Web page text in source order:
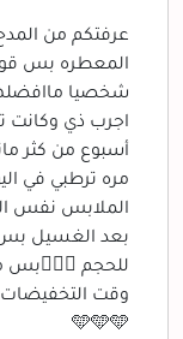
عرفتكم من
المعطره بس
شخصيا
اجرب ذي وكانت
أسبوع من كثر
مره ترطبي في
الملابس نفس
بعد الغسيل
للحجم 🏃🏻‍♀️بس
وقت
🩵🩵🩵